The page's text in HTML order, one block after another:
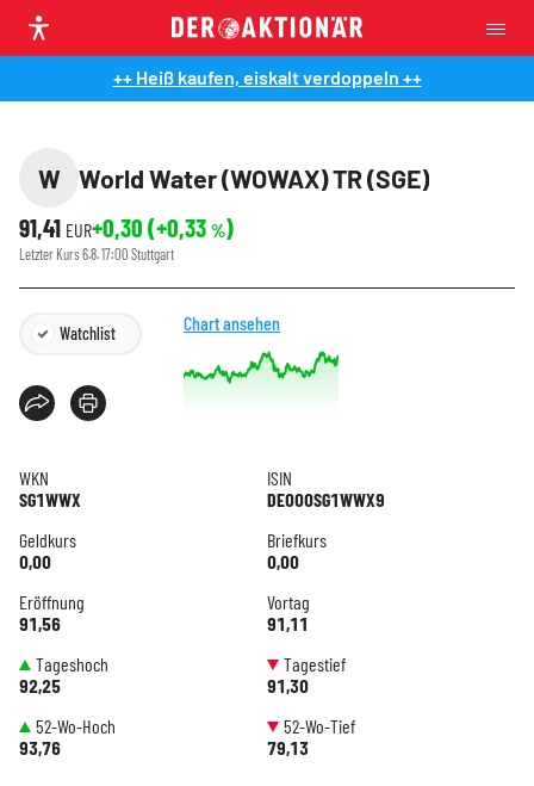
++ Heiß kaufen, eiskalt verdoppeln ++
W
World Water (WOWAX) TR (SGE)
91,41 EUR+0,30 (+0,33 %)
Letzter Kurs6.8. 17:00 Stuttgart
Watchlist Chart ansehen
WKN
SG1WWX
ISIN
DE000SG1WWX9
Geldkurs
0,00
Briefkurs
0,00
Eröffnung
91,56
Vortag
91,11
Tageshoch
92,25
Tagestief
91,30
52-Wo-Hoch
93,76
52-Wo-Tief
79,13